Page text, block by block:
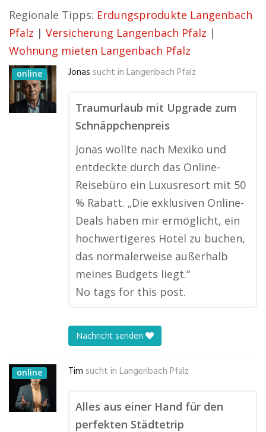
Regionale Tipps: Erdungsprodukte Langenbach
Pfalz | Versicherung Langenbach Pfalz |
Wohnung mieten Langenbach Pfalz
online Jonas sucht in Langenbach Pfalz
Traumurlaub mit Upgrade zum
Schnäppchenpreis
Jonas wollte nach Mexiko und
entdeckte durch das Online-
Reisebüro ein Luxusresort mit 50
% Rabatt. „Die exklusiven Online-
Deals haben mir ermöglicht, ein
hochwertigeres Hotel zu buchen,
das normalerweise außerhalb
meines Budgets liegt.“
No tags for this post.
Nachricht senden
online Tim sucht in Langenbach Pfalz
Alles aus einer Hand für den
perfekten Städtetrip